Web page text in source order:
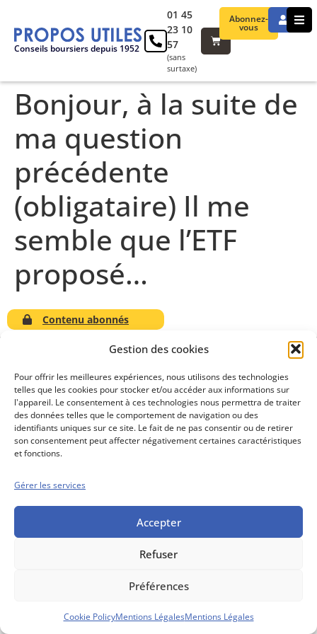
Gestion des cookies
Pour offrir les meilleures expériences, nous utilisons des technologies
telles que les cookies pour stocker et/ou accéder aux informations sur
l'appareil. Le consentement à ces technologies nous permettra de traiter
des données telles que le comportement de navigation ou des
identifiants uniques sur ce site. Le fait de ne pas consentir ou de retirer
son consentement peut affecter négativement certaines caractéristiques
et fonctions.
Gérer les services
Accepter
Refuser
Préférences
Cookie PolicyMentions LégalesMentions Légales
Conseils boursiers depuis 1952
Abonnez-
vous
01 45
23 10
57
(sans
surtaxe)
Bonjour, à la suite de
ma question
précédente
(obligataire) Il me
semble que l’ETF
proposé…
Contenu abonnés
Conseils boursiers depuis 1952
Propos Utiles est
une publication
des Editions
Marigny